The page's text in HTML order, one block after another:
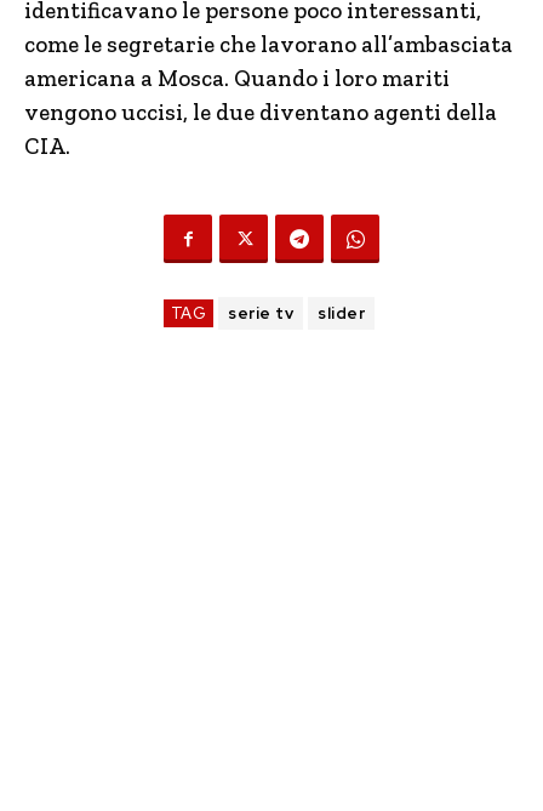
identificavano le persone poco interessanti,
come le segretarie che lavorano all’ambasciata
americana a Mosca. Quando i loro mariti
vengono uccisi, le due diventano agenti della
CIA.
TAG serie tv slider